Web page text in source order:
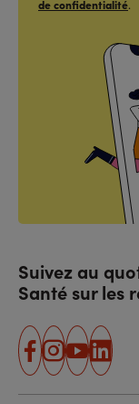
de confidentialité.
Suivez au
Santé sur les
facebook